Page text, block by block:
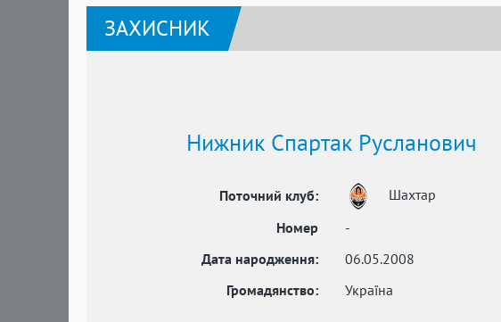
Полісся
ЗАХИСНИК
Нижник Спартак Русланович
Поточний клуб:
Шахтар
Номер
-
Дата народження:
06.05.2008
Громадянство:
Україна